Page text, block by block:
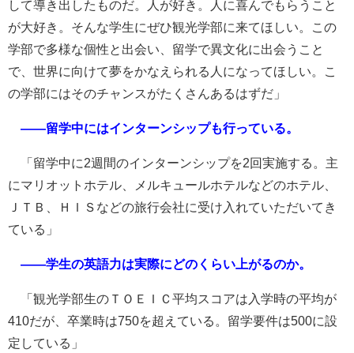
して導き出したものだ。人が好き。人に喜んでもらうこと
が大好き。そんな学生にぜひ観光学部に来てほしい。この
学部で多様な個性と出会い、留学で異文化に出会うこと
で、世界に向けて夢をかなえられる人になってほしい。こ
の学部にはそのチャンスがたくさんあるはずだ」
――留学中にはインターンシップも行っている。
「留学中に2週間のインターンシップを2回実施する。主
にマリオットホテル、メルキュールホテルなどのホテル、
ＪＴＢ、ＨＩＳなどの旅行会社に受け入れていただいてき
ている」
――学生の英語力は実際にどのくらい上がるのか。
「観光学部生のＴＯＥＩＣ平均スコアは入学時の平均が
410だが、卒業時は750を超えている。留学要件は500に設
定している」